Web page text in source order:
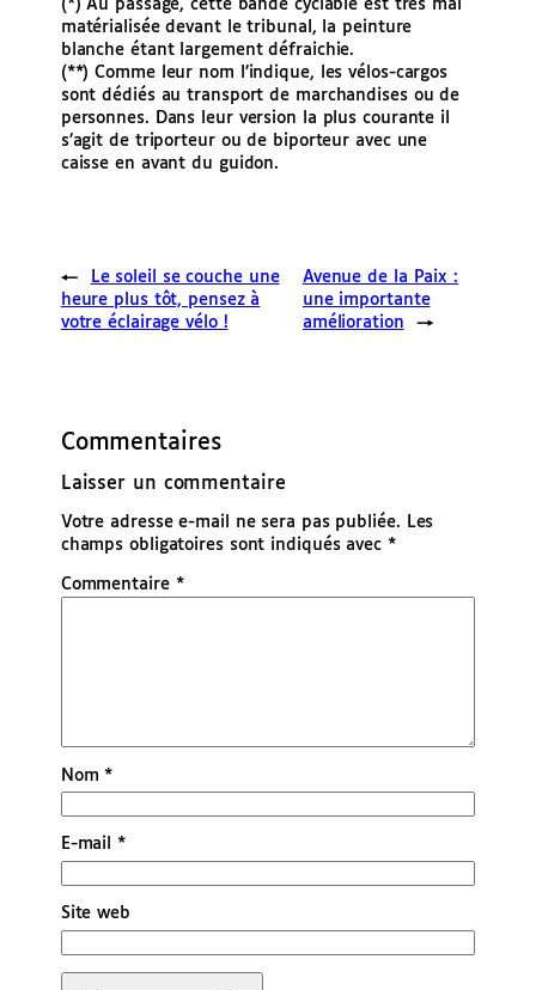
(*) Au passage, cette bande cyclable est très mal
matérialisée devant le tribunal, la peinture
blanche étant largement défraichie.
(**) Comme leur nom l’indique, les vélos-cargos
sont dédiés au transport de marchandises ou de
personnes. Dans leur version la plus courante il
s’agit de triporteur ou de biporteur avec une
caisse en avant du guidon.
←
Le soleil se couche une
heure plus tôt, pensez à
votre éclairage vélo !
Avenue de la Paix :
une importante
amélioration
→
Commentaires
Laisser un commentaire
Votre adresse e-mail ne sera pas publiée.
Les
champs obligatoires sont indiqués avec *
Commentaire *
Nom*
E-mail*
Site web